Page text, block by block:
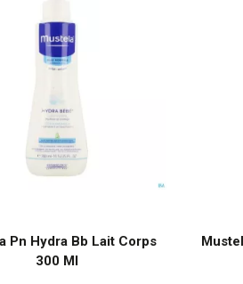
Pn Hydra Bb Lait Corps
300 Ml